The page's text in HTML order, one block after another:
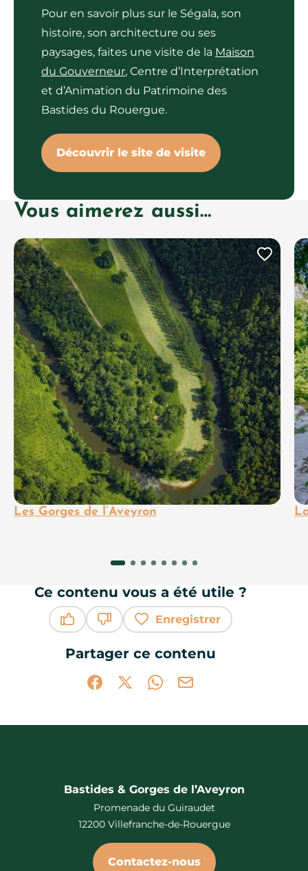
Pour en savoir plus sur le Ségala, son
histoire, son architecture ou ses
paysages, faites une visite de la Maison
du Gouverneur, Centre d’Interprétation
et d’Animation du Patrimoine des
Bastides du Rouergue.
Découvrir le site de visite
Vous aimerez aussi…
Les Gorges de l’Aveyron
Ce contenu vous a été utile ?
Enregistrer
Partager ce contenu
Partager sur Facebook (nouvelle
Partager sur X / Twitter (nouvelle
Partager sur WhatsApp
Partager par mail
Bastides & Gorges de l’Aveyron
Promenade du Guiraudet
12200 Villefranche-de-Rouergue
Contactez-nous